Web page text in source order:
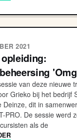
2021
van deze nieuwe
Grieko bij het bedrijf
Deinze, dit in
PRO. De sessie werd
als de